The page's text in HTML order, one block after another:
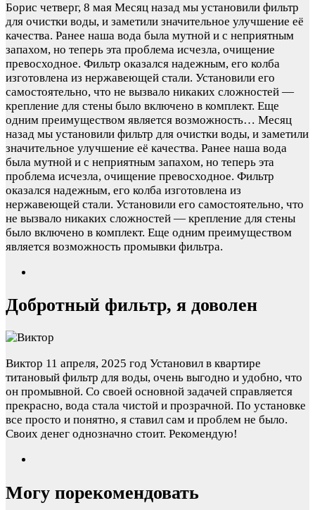
Борис четверг, 8 мая Месяц назад мы установили фильтр
для очистки воды, и заметили значительное улучшение её
качества. Ранее наша вода была мутной и с неприятным
запахом, но теперь эта проблема исчезла, очищение
превосходное. Фильтр оказался надежным, его колба
изготовлена из нержавеющей стали. Установили его
самостоятельно, что не вызвало никаких сложностей —
крепление для стены было включено в комплект. Еще
одним преимуществом является возможность… Месяц
назад мы установили фильтр для очистки воды, и заметили
значительное улучшение её качества. Ранее наша вода
была мутной и с неприятным запахом, но теперь эта
проблема исчезла, очищение превосходное. Фильтр
оказался надежным, его колба изготовлена из
нержавеющей стали. Установили его самостоятельно, что
не вызвало никаких сложностей — крепление для стены
было включено в комплект. Еще одним преимуществом
является возможность промывки фильтра.
Добротный фильтр, я доволен
Виктор 11 апреля, 2025 год Установил в квартире
титановый фильтр для воды, очень выгодно и удобно, что
он промывной. Со своей основной задачей справляется
прекрасно, вода стала чистой и прозрачной. По установке
все просто и понятно, я ставил сам и проблем не было.
Своих денег однозначно стоит. Рекомендую!
Могу порекомендовать